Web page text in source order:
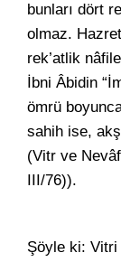
bunları dört
olmaz.
rek’atlik
İbni Âbidin
ömrü
sahih ise,
(Vitr ve
III/76)).
Şöyle ki: Vitri